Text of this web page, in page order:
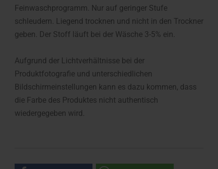
Feinwaschprogramm. Nur auf geringer Stufe
schleudern. Liegend trocknen und nicht in den Trockner
geben. Der Stoff läuft bei der Wäsche 3-5% ein.
Aufgrund der Lichtverhältnisse bei der
Produktfotografie und unterschiedlichen
Bildschirmeinstellungen kann es dazu kommen, dass
die Farbe des Produktes nicht authentisch
wiedergegeben wird.